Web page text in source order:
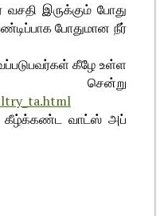
இருக்கும் போது
போதுமான நீர்
கீழே உள்ள
கீழ்க்கண்ட வாட்ஸ் அப்